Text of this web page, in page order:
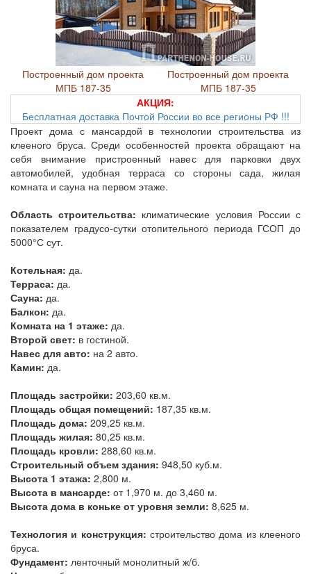
Построенный дом проекта
МПБ 187-35
Построенный дом проекта
МПБ 187-35
АКЦИЯ:
Бесплатная доставка Почтой России во все регионы РФ !!!
Проект дома с мансардой в технологии строительства из
клееного бруса. Среди особенностей проекта обращают на
себя внимание пристроенный навес для парковки двух
автомобилей, удобная терраса со стороны сада, жилая
комната и сауна на первом этаже.
Область строительства: климатические условия России с
показателем градусо-сутки отопительного периода ГСОП до
5000°С сут.
Котельная: да.
Терраса: да.
Сауна: да.
Балкон: да.
Комната на 1 этаже: да.
Второй свет: в гостиной.
Навес для авто: на 2 авто.
Камин: да.
Площадь застройки: 203,60 кв.м.
Площадь общая помещений: 187,35 кв.м.
Площадь дома: 209,25 кв.м.
Площадь жилая: 80,25 кв.м.
Площадь кровли: 288,60 кв.м.
Строительный объем здания: 948,50 куб.м.
Высота 1 этажа: 2,800 м.
Высота в мансарде: от 1,970 м. до 3,460 м.
Высота дома в коньке от уровня земли: 8,625 м.
Технология и конструкция: строительство дома из клееного
бруса.
Фундамент: ленточный монолитный ж/б.